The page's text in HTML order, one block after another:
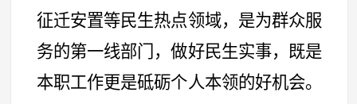
征迁安置等民生热点领域，是为群众服
务的第一线部门，做好民生实事，既是
本职工作更是砥砺个人本领的好机会。